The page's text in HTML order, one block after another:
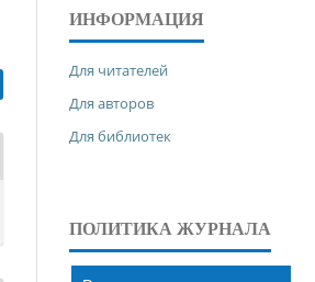
ИНФОРМАЦИЯ
Для читателей
Для авторов
Для библиотек
ПОЛИТИКА ЖУРНАЛА